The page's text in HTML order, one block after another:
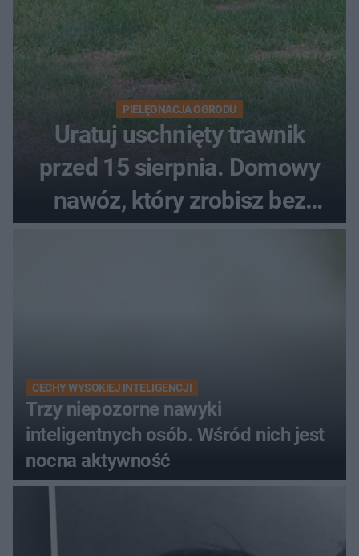
PIELĘGNACJA OGRODU
Uratuj uschnięty trawnik
przed 15 sierpnia. Domowy
nawóz, który zrobisz bez
CECHY WYSOKIEJ INTELIGENCJI
Trzy niepozorne nawyki
inteligentnych osób. Wśród nich jest
nocna aktywność